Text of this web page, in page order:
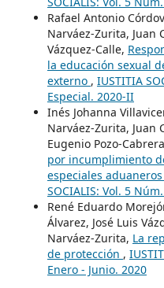
Rafael Antonio
Narváez-Zurita, Juan
Vázquez-Calle,
la educación sexual
externo , IUSTITIA
Especial. 2020-II
Inés Johanna
Narváez-Zurita, Juan
Eugenio Pozo-
por incumplimiento
especiales
SOCIALIS: Vol. 5
René Eduardo
Álvarez, José Luis
Narváez-Zurita, La
de protección ,
Enero - Junio. 2020